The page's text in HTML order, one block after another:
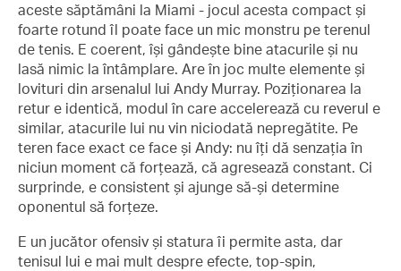
aceste săptămâni la Miami - jocul acesta compact și
foarte rotund îl poate face un mic monstru pe terenul
de tenis. E coerent, își gândește bine atacurile și nu
lasă nimic la întâmplare. Are în joc multe elemente și
lovituri din arsenalul lui Andy Murray. Poziționarea la
retur e identică, modul în care accelerează cu reverul e
similar, atacurile lui nu vin niciodată nepregătite. Pe
teren face exact ce face și Andy: nu îți dă senzația în
niciun moment că forțează, că agresează constant. Ci
surprinde, e consistent și ajunge să-și determine
oponentul să forțeze.
E un jucător ofensiv și statura îi permite asta, dar
tenisul lui e mai mult despre efecte, top-spin,